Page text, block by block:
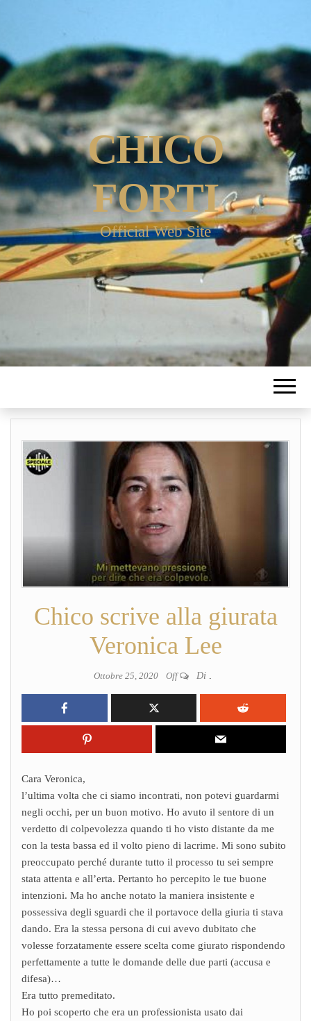
CHICO
FORTI
Official Web Site
Chico scrive alla giurata
Veronica Lee
Ottobre 25, 2020 Off Di .
Cara Veronica,
l’ultima volta che ci siamo incontrati, non potevi guardarmi
negli occhi, per un buon motivo. Ho avuto il sentore di un
verdetto di colpevolezza quando ti ho visto distante da me
con la testa bassa ed il volto pieno di lacrime. Mi sono subito
preoccupato perché durante tutto il processo tu sei sempre
stata attenta e all’erta. Pertanto ho percepito le tue buone
intenzioni. Ma ho anche notato la maniera insistente e
possessiva degli sguardi che il portavoce della giuria ti stava
dando. Era la stessa persona di cui avevo dubitato che
volesse forzatamente essere scelta come giurato rispondendo
perfettamente a tutte le domande delle due parti (accusa e
difesa)…
Era tutto premeditato.
Ho poi scoperto che era un professionista usato dai